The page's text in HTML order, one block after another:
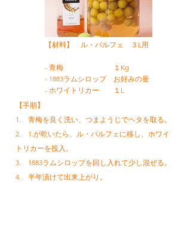
【材料】 ル・パルフェ ３L用
- 青梅 １Kg
- 1883ラムシロップ お好みの量
- ホワイトリカー １L
【手順】
1. 青梅を良く洗い、つまようじでヘタを取る。
2. 1.が乾いたら、ル・パルフェに移し、ホワイ
トリカーを投入。
3. 1883ラムシロップを回し入れて少し混ぜる。
4. 半年漬けて出来上がり。